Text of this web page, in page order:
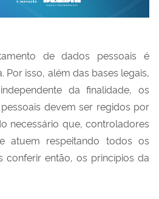
de dados pessoais é
Por isso, além das bases legais,
da finalidade, os
devem ser regidos por
necessário que, controladores
atuem respeitando todos os
conferir então, os princípios da